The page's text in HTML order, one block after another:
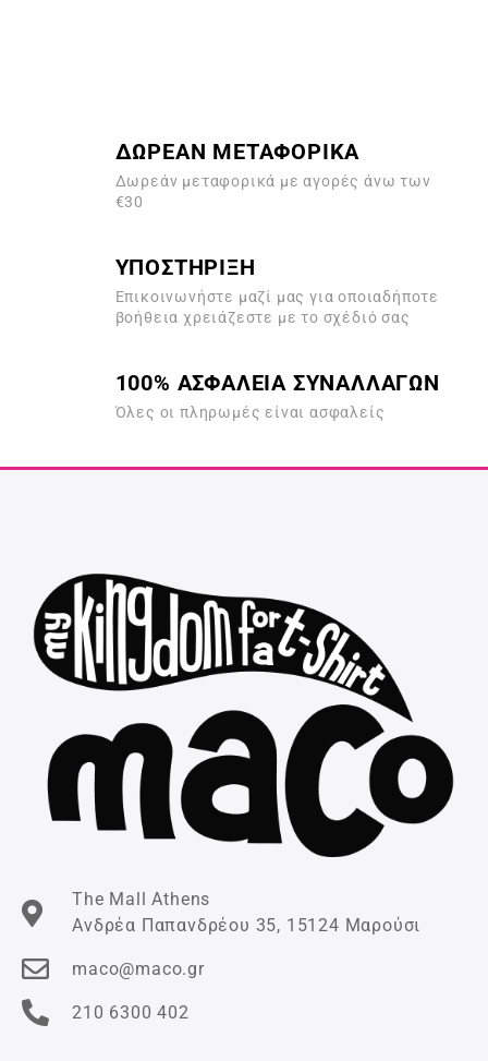
ΔΩΡΕΑΝ ΜΕΤΑΦΟΡΙΚΑ
Δωρεάν μεταφορικά με αγορές άνω των
€30
ΥΠΟΣΤΗΡΙΞΗ
Επικοινωνήστε μαζί μας για οποιαδήποτε
βοήθεια χρειάζεστε με το σχέδιό σας
100% ΑΣΦΑΛΕΙΑ ΣΥΝΑΛΛΑΓΩΝ
Όλες οι πληρωμές είναι ασφαλείς
The Mall Athens
Ανδρέα Παπανδρέου 35, 15124 Μαρούσι
maco@maco.gr
210 6300 402